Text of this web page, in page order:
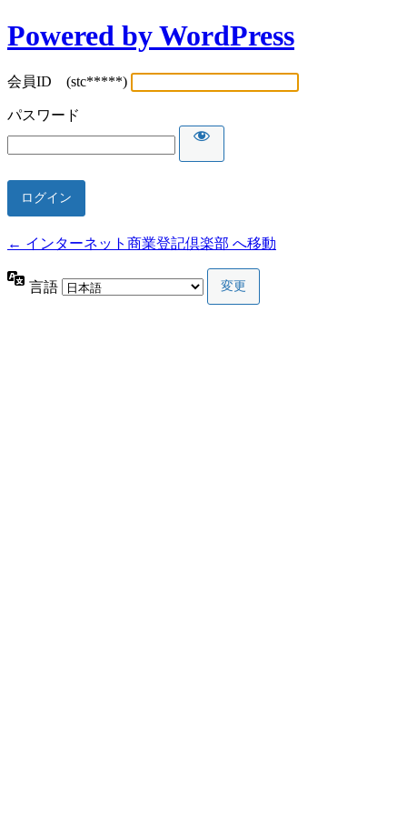
Powered by WordPress
会員ID (stc*****)
パスワード
← インターネット商業登記倶楽部 へ移動
言語